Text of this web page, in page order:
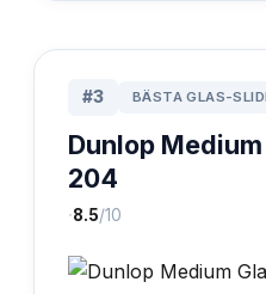
#3 BÄSTA GLAS-
Dunlop
204
·8.5/10